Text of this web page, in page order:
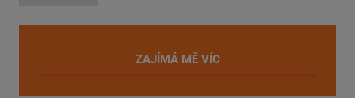
ZAJÍMÁ MĚ VÍC